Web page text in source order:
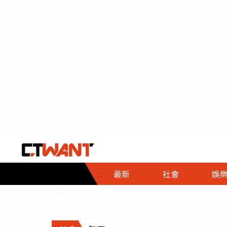
::: 最新 社會
社會首頁
時事
調查
娛樂
娛樂首頁
即時
財經首頁
熱線
政